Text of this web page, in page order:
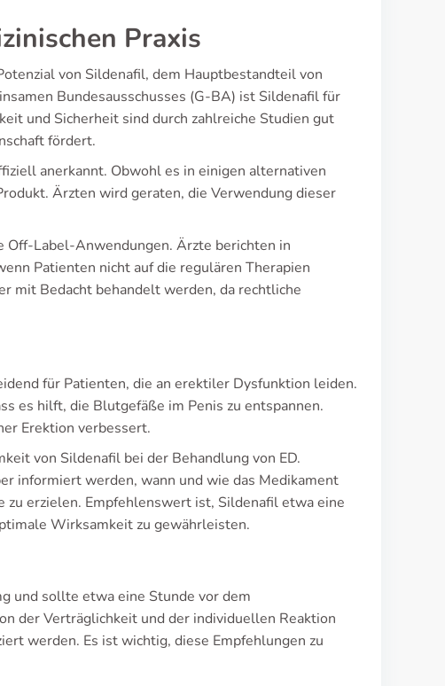
Praxis
von Sildenafil, dem Hauptbestandteil von
Bundesausschusses (G-BA) ist Sildenafil für
und Sicherheit sind durch zahlreiche Studien gut
fördert.
anerkannt. Obwohl es in einigen alternativen
Ärzten wird geraten, die Verwendung dieser
Off-Label-Anwendungen. Ärzte berichten in
Patienten nicht auf die regulären Therapien
mit Bedacht behandelt werden, da rechtliche
für Patienten, die an erektiler Dysfunktion leiden.
es hilft, die Blutgefäße im Penis zu entspannen.
Erektion verbessert.
von Sildenafil bei der Behandlung von ED.
informiert werden, wann und wie das Medikament
erzielen. Empfehlenswert ist, Sildenafil etwa eine
Wirksamkeit zu gewährleisten.
und sollte etwa eine Stunde vor dem
der Verträglichkeit und der individuellen Reaktion
werden. Es ist wichtig, diese Empfehlungen zu